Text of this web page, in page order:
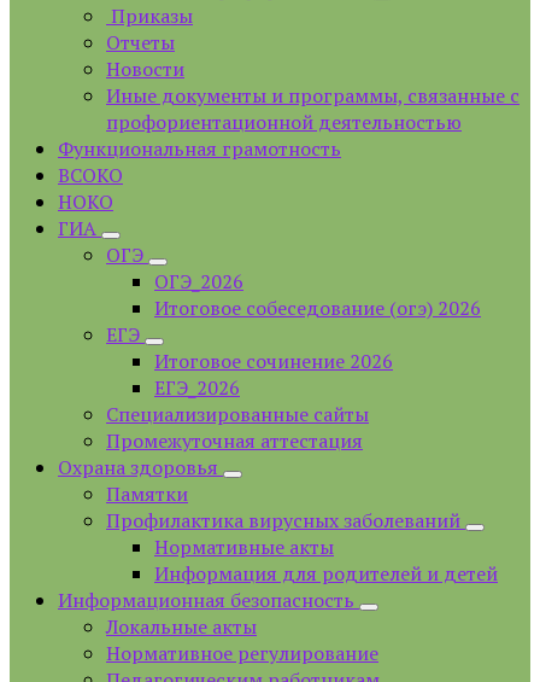
Приказы
Отчеты
Новости
Иные документы и программы, связанные с
профориентационной деятельностью
Функциональная грамотность
ВСОКО
НОКО
ГИА
ОГЭ
ОГЭ_2026
Итоговое собеседование (огэ) 2026
ЕГЭ
Итоговое сочинение 2026
ЕГЭ_2026
Специализированные сайты
Промежуточная аттестация
Охрана здоровья
Памятки
Профилактика вирусных заболеваний
Нормативные акты
Информация для родителей и детей
Информационная безопасность
Локальные акты
Нормативное регулирование